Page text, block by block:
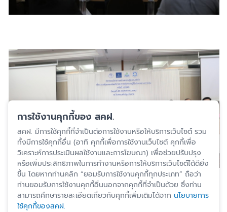
ปรับปรุงล่าสุด 29 พ.ย. 2567
การใช้งานคุกกี้ของ สคฝ.
สคฝ. มีการใช้คุกกี้ที่จำเป็นต่อการใช้งานหรือให้บริการเว็บไซต์ รวม
ทั้งมีการใช้คุกกี้อื่น (อาทิ คุกกี้เพื่อการใช้งานเว็บไซต์ คุกกี้เพื่อ
วิเคราะห์การประเมินผลใช้งานและการโฆษณา) เพื่อช่วยปรับปรุง
หรือเพิ่มประสิทธิภาพในการทำงานหรือการให้บริการเว็บไซต์ได้ดียิ่ง
ขึ้น โดยหากท่านคลิก “ยอมรับการใช้งานคุกกี้ทุกประเภท” ถือว่า
ท่านยอมรับการใช้งานคุกกี้อื่นนอกจากคุกกี้ที่จำเป็นด้วย ซึ่งท่าน
สามารถศึกษารายละเอียดเกี่ยวกับคุกกี้เพิ่มเติมได้จาก นโยบายการ
ใช้คุกกี้ของสคฝ.